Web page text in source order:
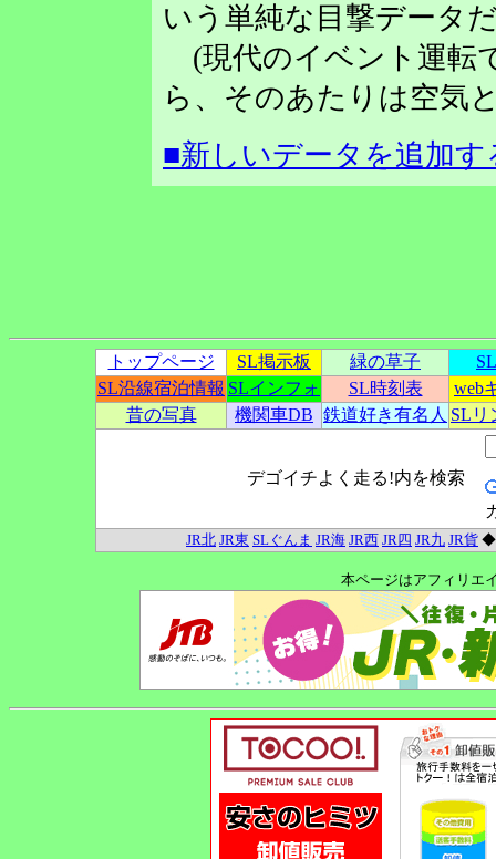
いう単純な目撃データ
(現代のイベント運転
ら、そのあたりは空気
■新しいデータを追加す
トップページ SL掲示板 緑の草子
SL沿線宿泊情報 SLインフォ SL時刻表
web
昔の写真
機関車DB 鉄道好き有名人 SLリ
デゴイチよく走る!内を検索
JR北 JR東 SLぐんま JR海 JR西 JR四 JR九 JR貨
本ページはアフィリエ